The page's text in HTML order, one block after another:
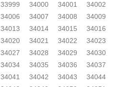
33999 34000 34001
34002
34006 34007 34008
34009
34013 34014 34015
34016
34020 34021 34022
34023
34027 34028 34029
34030
34034 34035 34036
34037
34041 34042 34043
34044